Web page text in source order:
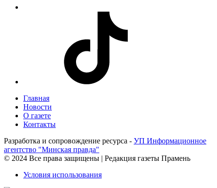
Главная
Новости
О газете
Контакты
Разработка и сопровождение ресурса - УП Информационное
агентство "Минская правда"
© 2024 Все права защищены | Редакция газеты Прамень
Условия использования